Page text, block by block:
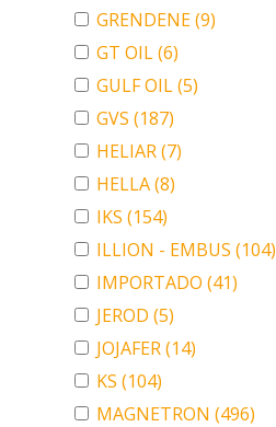
GRENDENE(9)
GT OIL(6)
GULF OIL(5)
GVS (187)
HELIAR(7)
HELLA(8)
IKS (154)
ILLION - EMBUS (104)
IMPORTADO (41)
JEROD (5)
JOJAFER(14)
KS (104)
MAGNETRON (496)